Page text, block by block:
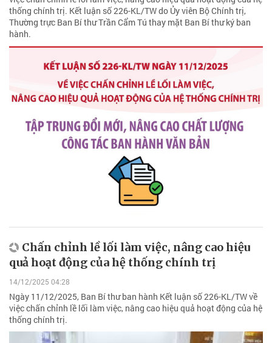
thống chính trị. Kết luận số 226-KL/TW do Ủy viên Bộ Chính trị,
Thường trực Ban Bí thư Trần Cẩm Tú thay mặt Ban Bí thư ký ban
hành.
Chấn chỉnh lề lối làm việc, nâng cao hiệu
quả hoạt động của hệ thống chính trị
14/12/2025 04:28
Ngày 11/12/2025, Ban Bí thư ban hành Kết luận số 226-KL/TW về
việc chấn chỉnh lề lối làm việc, nâng cao hiệu quả hoạt động của hệ
thống chính trị.